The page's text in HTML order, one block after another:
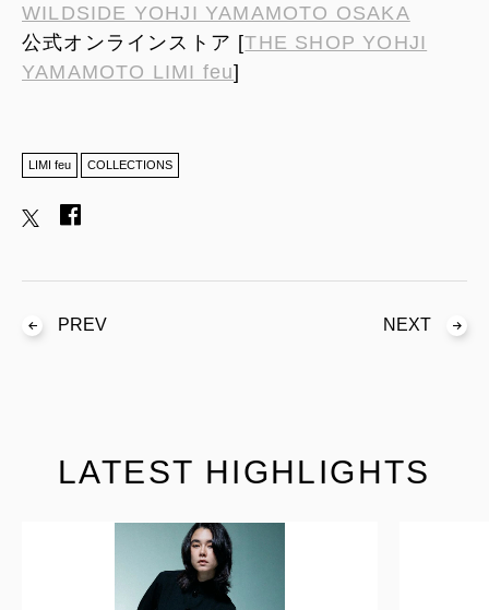
WILDSIDE YOHJI YAMAMOTO OSAKA
公式オンラインストア [THE SHOP YOHJI
YAMAMOTO LIMI feu]
LIMI feu COLLECTIONS
PREV NEXT
LATEST HIGHLIGHTS